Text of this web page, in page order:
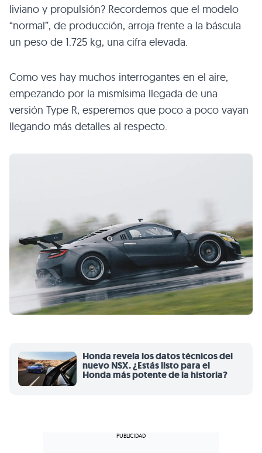
liviano y propulsión? Recordemos que el modelo
“normal”, de producción, arroja frente a la báscula
un peso de 1.725 kg, una cifra elevada.
Como ves hay muchos interrogantes en el aire,
empezando por la mismísima llegada de una
versión Type R, esperemos que poco a poco vayan
llegando más detalles al respecto.
Honda revela los datos técnicos del
nuevo NSX. ¿Estás listo para el
Honda más potente de la historia?